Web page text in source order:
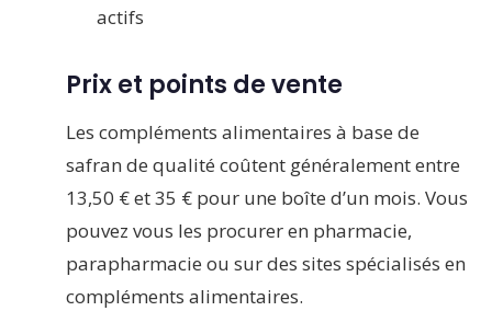
actifs
Prix et points de vente
Les compléments alimentaires à base de
safran de qualité coûtent généralement entre
13,50 € et 35 € pour une boîte d’un mois. Vous
pouvez vous les procurer en pharmacie,
parapharmacie ou sur des sites spécialisés en
compléments alimentaires.